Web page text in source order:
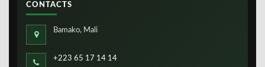
CONTACTS
Bamako, Mali
+223 65 17 14 14